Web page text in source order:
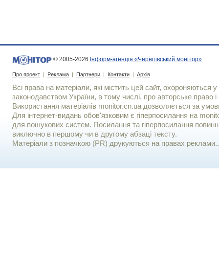
© 2005-2026 Інформ-агенція «Чернігівський монітор»
Про проект | Реклама | Партнери | Контакти | Архів
Всі права на матеріали, які містить цей сайт, охороняються у
законодавством України, в тому числі, про авторське право і
Використання матерiалiв monitor.cn.ua дозволяється за
Для iнтернет-видань обов'язковим є гiперпосилання на
для пошукових систем. Посилання та гіперпосилання
виключно в першому чи в другому абзаці тексту.
Матеріали з позначкою (PR) друкуються на правах реклами..